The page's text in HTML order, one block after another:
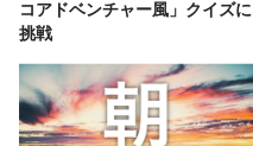
コアドベンチャー風」クイズに
挑戦